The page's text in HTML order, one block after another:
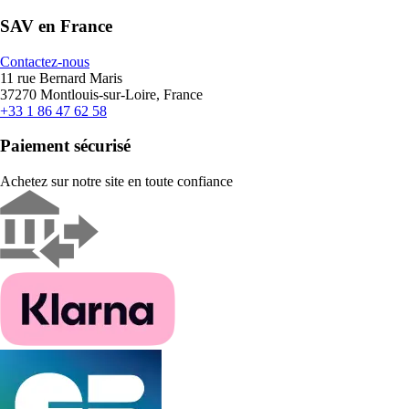
SAV en France
Contactez-nous
11 rue Bernard Maris
37270 Montlouis-sur-Loire, France
+33 1 86 47 62 58
Paiement sécurisé
Achetez sur notre site en toute confiance